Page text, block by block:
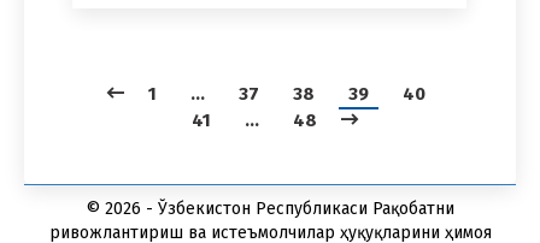
1 … 37 38 39
40
41
… 48
© 2026 - Ўзбекистон Республикаси Рақобатни
ривожлантириш ва истеъмолчилар ҳуқуқларини ҳимоя